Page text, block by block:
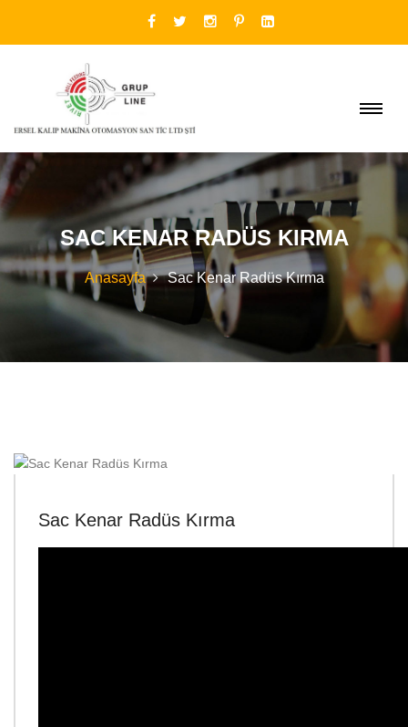
SAC KENAR RADÜS KIRMA
Anasayfa Sac Kenar Radüs Kırma
Sac Kenar Radüs Kırma